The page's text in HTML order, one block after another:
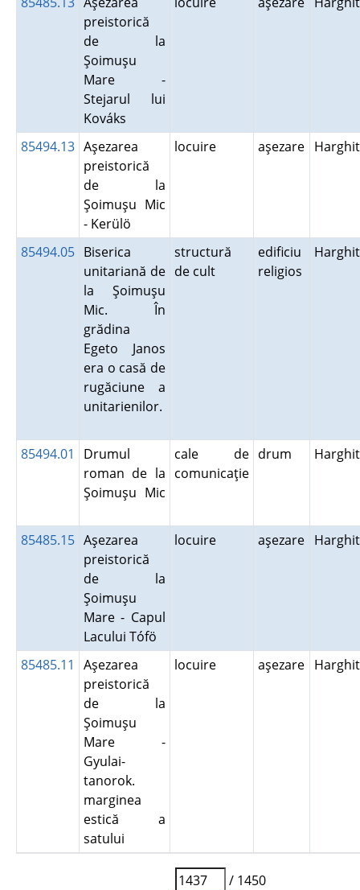
preistorică
de la
Şoimuşu
Mare -
Stejarul lui
Kováks
85494.13 Aşezarea
preistorică
de la
Şoimuşu Mic
- Kerülö
locuire aşezare
85494.05 Biserica
unitariană de
la Şoimuşu
Mic. În
grădina
Egeto Janos
era o casă de
rugăciune a
unitarienilor.
structură
de cult
edificiu
religios
85494.01
Drumul
roman de la
Şoimuşu Mic
cale de
comunicaţie
drum
85485.15 Aşezarea
preistorică
de la
Şoimuşu
Mare - Capul
Lacului Tófö
locuire aşezare
85485.11
Aşezarea
preistorică
de la
Şoimuşu
Mare -
Gyulai-
tanorok.
marginea
estică a
satului
locuire aşezare
/ 1450